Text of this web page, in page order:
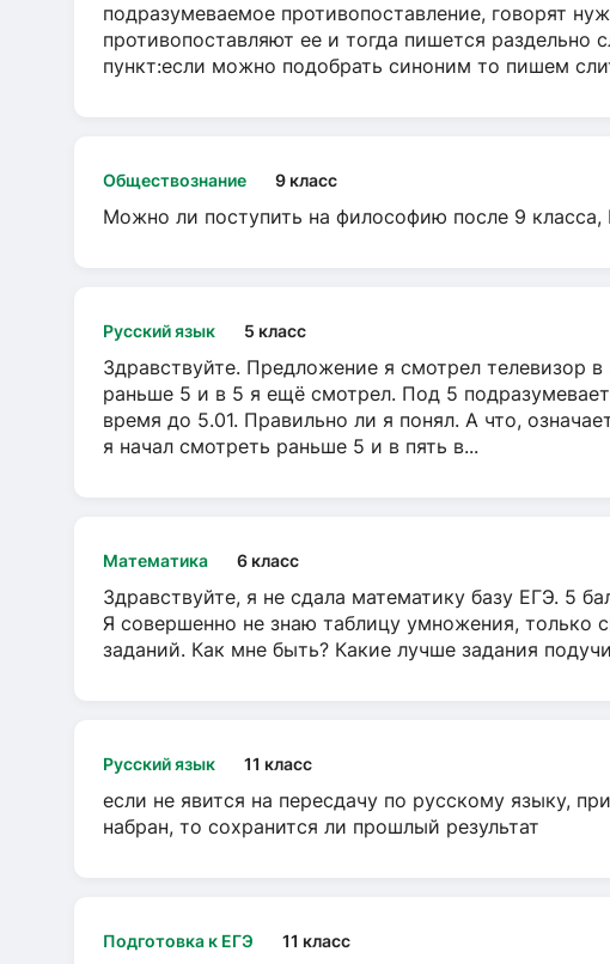
подразумеваемое противопоставление, говорят
противопоставляют ее и тогда пишется раздельно
пункт:если можно подобрать синоним то пишем
Обществознание 9 класс
Можно ли поступить на философию после 9 класса,
Русский язык 5 класс
Здравствуйте. Предложение я смотрел телевизор
раньше 5 и в 5 я ещё смотрел. Под 5
время до 5.01. Правильно ли я понял. А что,
я начал смотреть раньше 5 и в пять в...
Математика 6 класс
Здравствуйте, я не сдала математику базу ЕГЭ. 5
Я совершенно не знаю таблицу умножения, только
заданий. Как мне быть? Какие лучше задания
Русский язык 11 класс
если не явится на пересдачу по русскому языку,
набран, то сохранится ли прошлый результат
Подготовка к ЕГЭ 11 класс